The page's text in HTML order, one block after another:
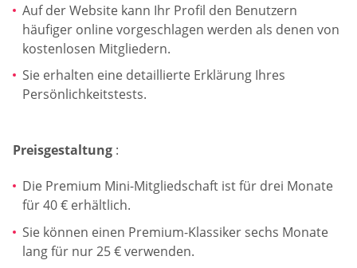
Auf der Website kann Ihr Profil den Benutzern
häufiger online vorgeschlagen werden als denen von
kostenlosen Mitgliedern.
Sie erhalten eine detaillierte Erklärung Ihres
Persönlichkeitstests.
Preisgestaltung :
Die Premium Mini-Mitgliedschaft ist für drei Monate
für 40 € erhältlich.
Sie können einen Premium-Klassiker sechs Monate
lang für nur 25 € verwenden.